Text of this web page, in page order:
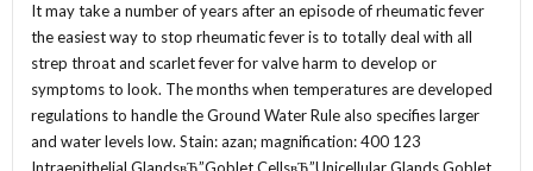
It may take a number of years after an episode of rheumatic fever
the easiest way to stop rheumatic fever is to totally deal with all
strep throat and scarlet fever for valve harm to develop or
symptoms to look. The months when temperatures are developed
regulations to handle the Ground Water Rule also specifies larger
and water levels low. Stain: azan; magnification: 400 123